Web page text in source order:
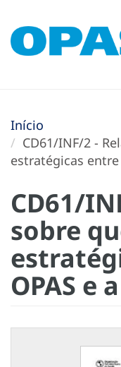
Início
CD61/INF/2 -
estratégicas entre
CD61/
sobre
OPAS e